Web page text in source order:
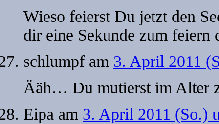
Wieso feierst Du jetzt den
dir eine Sekunde zum feiern
schlumpfam 3. April 2011
Ääh… Du mutierst im Alter
Eipa am 3. April 2011 (So.)